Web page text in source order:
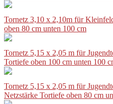
Tornetz 3,10 x 2,10m für
oben 80 cm unten 100 cm
Tornetz 5,15 x 2,05 m für
Tortiefe oben 100 cm unten 100
Tornetz 5,15 x 2,05 m für
Netzstärke Tortiefe oben 80 cm